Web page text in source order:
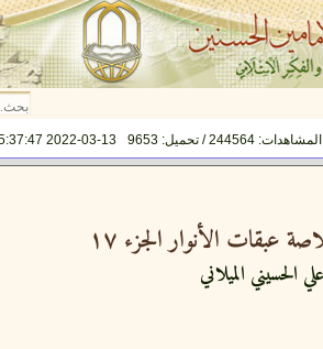
المشاهدات: 244564 / تحميل: 9653 2022-03-13 15:37:47
عبقات الأنوار الجزء ١٧
الحسيني الميلاني